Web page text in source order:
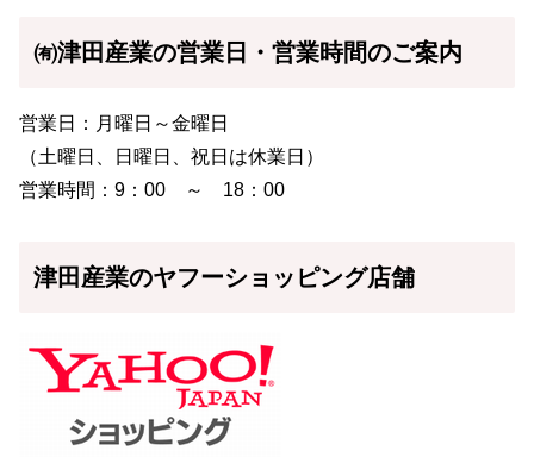
㈲津田産業の営業日・営業時間のご案内
営業日：月曜日～金曜日
（土曜日、日曜日、祝日は休業日）
営業時間：9：00 ～ 18：00
津田産業のヤフーショッピング店舗